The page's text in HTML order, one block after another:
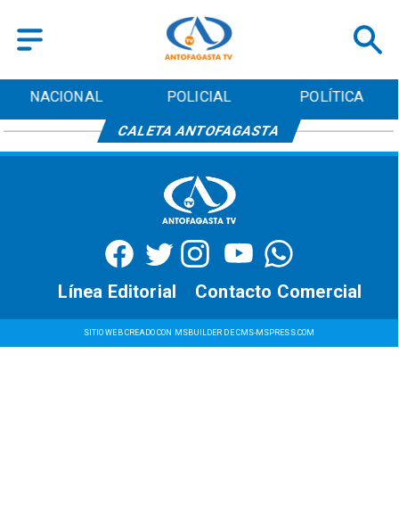
NACIONAL POLICIAL POLÍTICA
CALETA ANTOFAGASTA
SITIO WEB CREADO CON MSBUILDER DE CMS-MSPRESS.COM
Contacto Comercial
Línea Editorial